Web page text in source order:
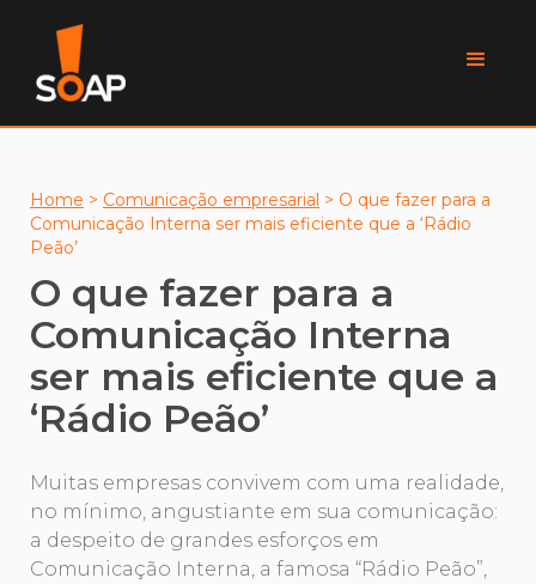
Home > Comunicação empresarial > O que fazer para a
Comunicação Interna ser mais eficiente que a ‘Rádio
Peão’
O que fazer para a
Comunicação Interna
ser mais eficiente que a
‘Rádio Peão’
Muitas empresas convivem com uma realidade,
no mínimo, angustiante em sua comunicação:
a despeito de grandes esforços em
Comunicação Interna, a famosa “Rádio Peão”,